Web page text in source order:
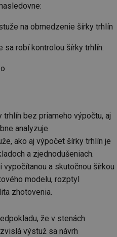
na obmedzenie šírky trhlín
sa robí kontrolou šírky trhlín:
trhlín bez priameho výpočtu, aj
analyzuje
ako aj výpočet šírky trhlín je
a zjednodušeniach.
a skutočnou šírkou
modelu, rozptyl
zhotovenia.
že v stenách
výstuž sa návrh